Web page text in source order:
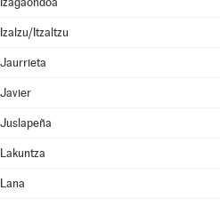
Izalzu/Itzaltzu
Jaurrieta
Javier
Juslapeña
Lakuntza
Lana